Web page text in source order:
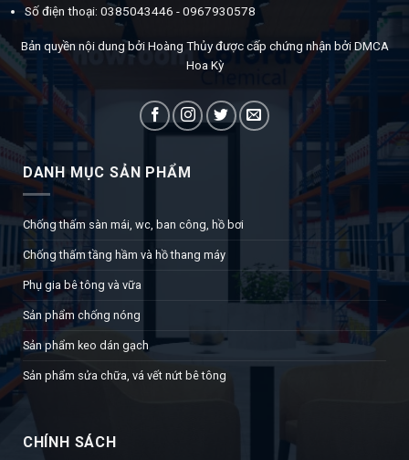
Số điện thoại: 0385043446 - 0967930578
Bản quyền nội dung bởi Hoàng Thủy được cấp chứng nhận bởi DMCA
Hoa Kỳ
DANH MỤC SẢN PHẨM
Chống thấm sàn mái, wc, ban công, hồ bơi
Chống thấm tầng hầm và hồ thang máy
Phụ gia bê tông và vữa
Sản phẩm chống nóng
Sản phẩm keo dán gạch
Sản phẩm sửa chữa, vá vết nứt bê tông
CHÍNH SÁCH